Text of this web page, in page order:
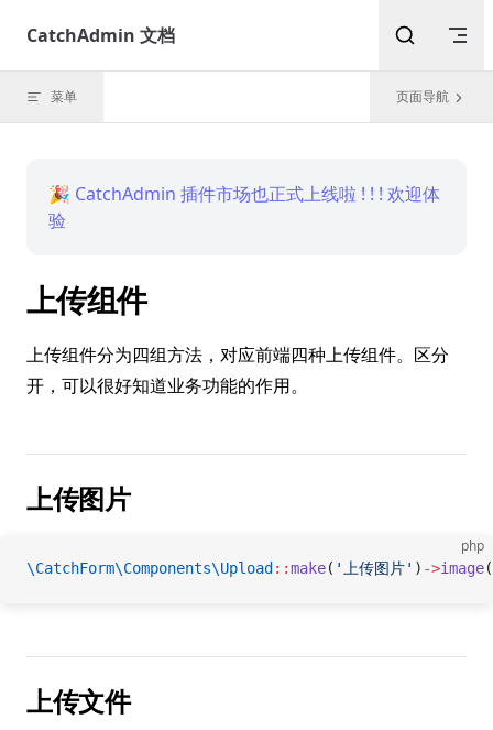
Skip to content
CatchAdmin 文档
菜单 页面导航
🎉 CatchAdmin 插件市场也正式上线啦 ! ! ! 欢迎体
验
上传组件
上传组件分为四组方法，对应前端四种上传组件。区分
开，可以很好知道业务功能的作用。
上传图片
php
\CatchForm\Components\Upload ::make( '上传图片' ) ->image
上传文件